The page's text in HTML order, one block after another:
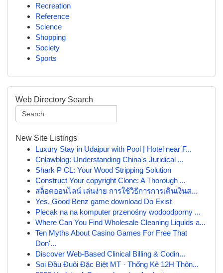
Recreation
Reference
Science
Shopping
Society
Sports
Web Directory Search
New Site Listings
Luxury Stay in Udaipur with Pool | Hotel near F...
Cnlawblog: Understanding China's Juridical ...
Shark P CL: Your Wood Stripping Solution
Construct Your copyright Clone: A Thorough ...
สล็อตออนไลน์ เล่นง่าย การใช้วิธีการการเดินเงินส...
Yes, Good Benz game download Do Exist
Plecak na na komputer przenośny wodoodporny ...
Where Can You Find Wholesale Cleaning Liquids a...
Ten Myths About Casino Games For Free That
Don'...
Discover Web-Based Clinical Billing & Codin...
Soi Đầu Đuôi Đặc Biệt MT · Thống Kê 12H Thôn...